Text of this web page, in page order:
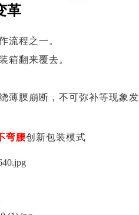
革
流程之一 。
箱翻来覆去。
薄膜 崩 断 ， 不可弥补等现象 发
弯腰创 新包装模式